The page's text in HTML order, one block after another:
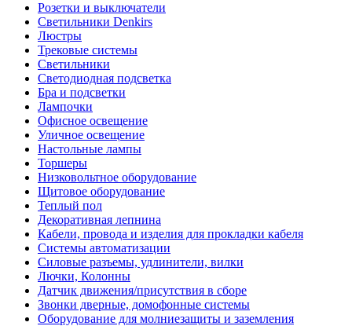
Розетки и выключатели
Светильники Denkirs
Люстры
Трековые системы
Светильники
Светодиодная подсветка
Бра и подсветки
Лампочки
Офисное освещение
Уличное освещение
Настольные лампы
Торшеры
Низковольтное оборудование
Щитовое оборудование
Теплый пол
Декоративная лепнина
Кабели, провода и изделия для прокладки кабеля
Системы автоматизации
Силовые разъемы, удлинители, вилки
Лючки, Колонны
Датчик движения/присутствия в сборе
Звонки дверные, домофонные системы
Оборудование для молниезащиты и заземления